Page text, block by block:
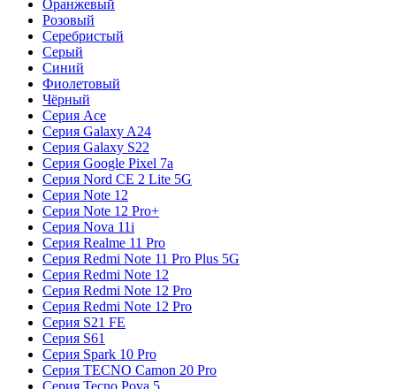
Оранжевый
Розовый
Серебристый
Серый
Синий
Фиолетовый
Чёрный
Серия Ace
Серия Galaxy A24
Серия Galaxy S22
Серия Google Pixel 7a
Серия Nord CE 2 Lite 5G
Серия Note 12
Серия Note 12 Pro+
Серия Nova 11i
Серия Realme 11 Pro
Серия Redmi Note 11 Pro Plus 5G
Серия Redmi Note 12
Серия Redmi Note 12 Pro
Серия Redmi Note 12 Pro
Серия S21 FE
Серия S61
Серия Spark 10 Pro
Серия TECNO Camon 20 Pro
Серия Tecno Pova 5